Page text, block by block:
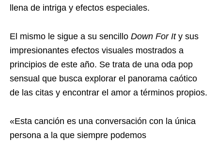
llena de intriga y efectos especiales.
El mismo le sigue a su sencillo Down For Ity sus
impresionantes efectos visuales mostrados a
principios de este año. Se trata de una oda pop
sensual que busca explorar el panorama caótico
de las citas y encontrar el amor a términos propios.
«Esta canción es una conversación con la única
persona a la que siempre podemos